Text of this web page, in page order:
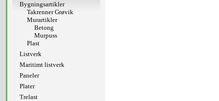
Bygningsartikler
Takrenner Grøvik
Murartikler
Betong
Murpuss
Plast
Listverk
Maritimt listverk
Paneler
Plater
Trelast